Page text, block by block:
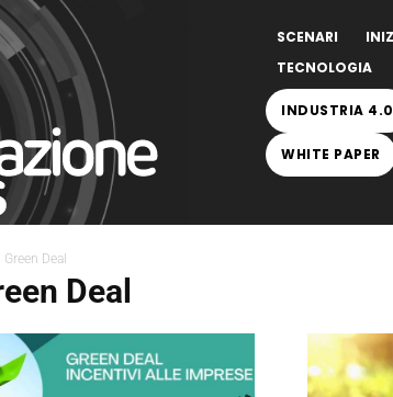
SCENARI
TECNOLOGIA
INDUSTRIA 4.0
WHITE PAPER
Green Deal
Deal